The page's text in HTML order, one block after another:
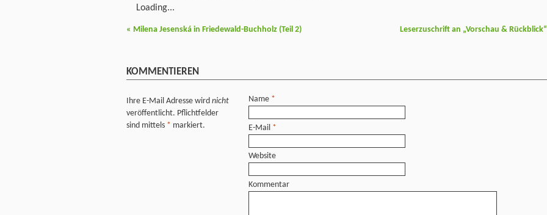
Loading...
« Milena Jesenská in Friedewald-Buchholz (Teil 2) Leserzuschrift an „Vorschau & Rückblick“
KOMMENTIEREN
Ihre E-Mail Adresse wird nicht
veröffentlicht. Pflichtfelder
sind mittels * markiert.
Name *
E-Mail *
Website
Kommentar